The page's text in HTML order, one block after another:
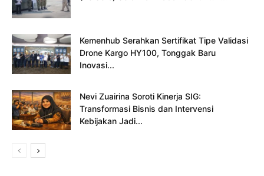
Kemenhub Serahkan Sertifikat Tipe Validasi
Drone Kargo HY100, Tonggak Baru
Inovasi...
Nevi Zuairina Soroti Kinerja SIG:
Transformasi Bisnis dan Intervensi
Kebijakan Jadi...